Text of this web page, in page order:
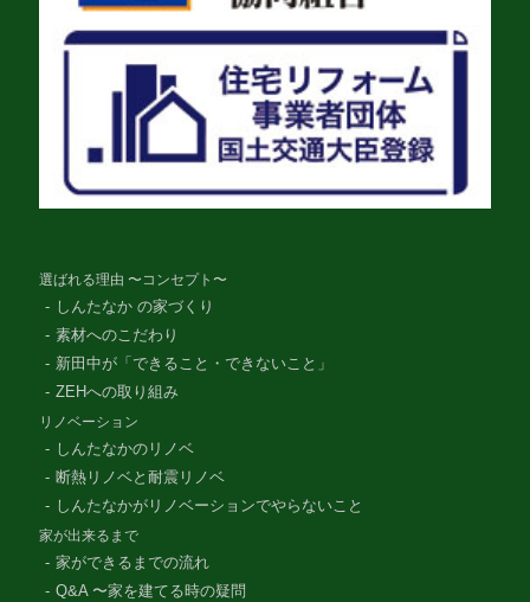
選ばれる理由 〜コンセプト〜
しんたなか の家づくり
素材へのこだわり
新田中が「できること・できないこと」
ZEHへの取り組み
リノベーション
しんたなかのリノベ
断熱リノベと耐震リノベ
しんたなかがリノベーションでやらないこと
家が出来るまで
家ができるまでの流れ
Q&A 〜家を建てる時の疑問